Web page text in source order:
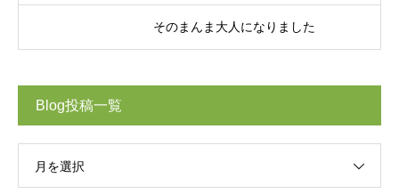
そのまんま大人になりました
Blog投稿一覧
月を選択